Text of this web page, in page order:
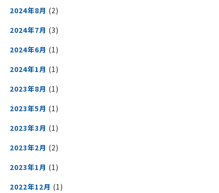
2024年8月 (2)
2024年7月 (3)
2024年6月 (1)
2024年1月 (1)
2023年8月 (1)
2023年5月 (1)
2023年3月 (1)
2023年2月 (2)
2023年1月 (1)
2022年12月 (1)